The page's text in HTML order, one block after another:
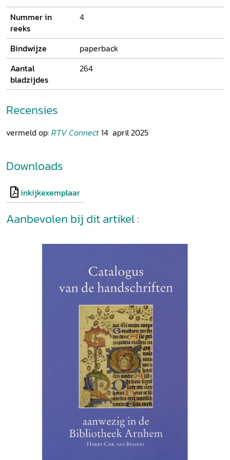
Nummer in
reeks
4
Bindwijze
paperback
Aantal
bladzijdes
264
Recensies
vermeld op: RTV Connect14 april 2025
Downloads
inkijkexemplaar
Aanbevolen bij dit artikel :